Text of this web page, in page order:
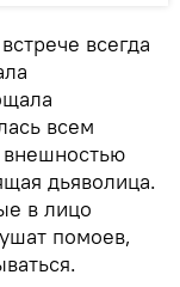
всегда
всем
дьяволица.
в лицо
помоев,